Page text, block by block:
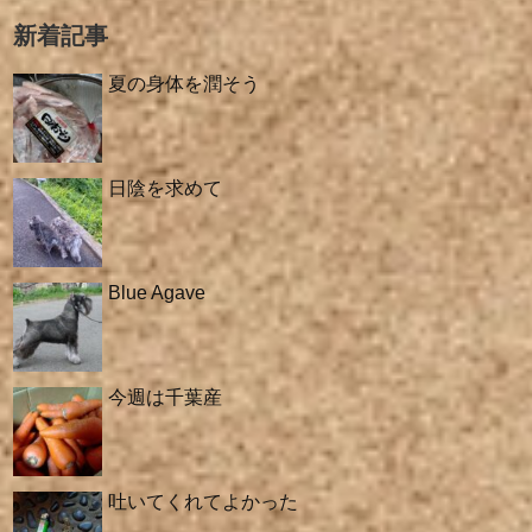
新着記事
夏の身体を潤そう
日陰を求めて
Blue Agave
今週は千葉産
吐いてくれてよかった